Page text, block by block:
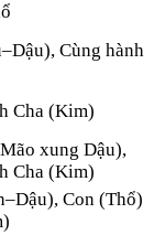
Cùng hành
Cha (Kim)
xung Dậu),
Cha (Kim)
Con (Thổ)